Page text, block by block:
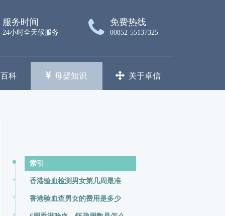
服务时间
24小时全天候服务
免费热线
00852-55137325
科 母婴知识 关于卓信
索引
香港验血检测男女第几周最准
香港验血查男女的费用是多少